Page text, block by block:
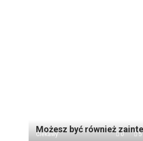
Możesz być również
Ciekawy 0 5